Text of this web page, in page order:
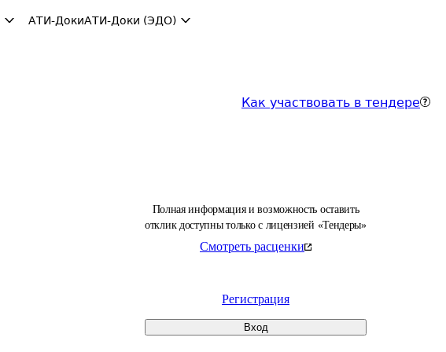
АТИ-ДокиАТИ-Доки (ЭДО)
Как участвовать в тендере
Полная информация и возможность оставить
отклик доступны только с лицензией «Тендеры»
Смотреть расценки
Регистрация
Вход